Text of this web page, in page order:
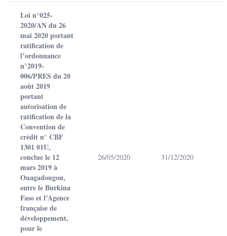
Loi n°025-
2020/AN du 26
mai 2020 portant
ratification de
l’ordonnance
n°2019-
006/PRES du 20
août 2019
portant
autorisation de
ratification de la
Convention de
crédit n° CBF
1301 01U,
conclue le 12
mars 2019 à
Ouagadougou,
entre le Burkina
Faso et l’Agence
française de
développement,
pour le
26/05/2020 31/12/2020